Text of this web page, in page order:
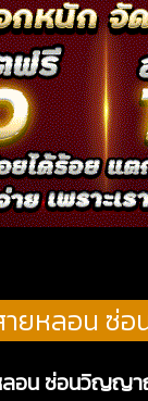
ายหลอน ซ่
อน ซ่อนวิญญ